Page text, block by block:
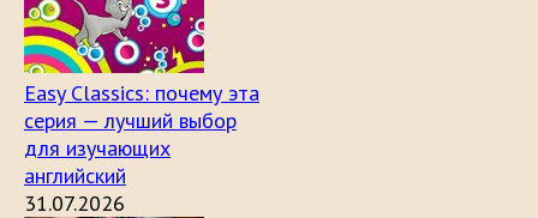
Easy Classics: почему эта
серия — лучший выбор
для изучающих
английский
31.07.2026